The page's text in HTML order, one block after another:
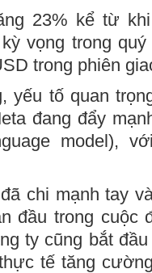
23% kể từ
vọng trong
trong phiên
yếu tố quan
đang đẩy
model),
chi mạnh tay
đầu trong cuộc
ty cũng bắt
tế tăng